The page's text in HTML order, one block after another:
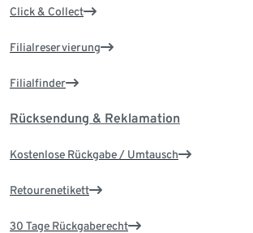
Click & Collect
Filialreservierung
Filialfinder
Rücksendung & Reklamation
Kostenlose Rückgabe / Umtausch
Retourenetikett
30 Tage Rückgaberecht